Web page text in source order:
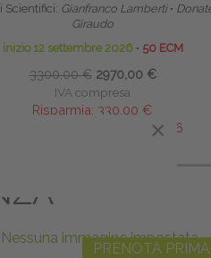
Scientifici: Gianfranco Lamberti ∙
Giraudo
inizio 12 settembre 2026 ∙ 50 ECM
3300,00 € 2970,00 €
IVA compresa
Risparmia: 330,00 €
saldando entro il 30/08/2026
PRENOTA PRIMA
×
×